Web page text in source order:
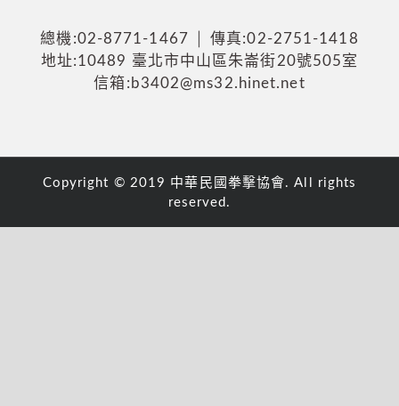
總機:02-8771-1467 │ 傳真:02-2751-1418
地址:10489 臺北市中山區朱崙街20號505室
信箱:b3402@ms32.hinet.net
Copyright © 2019 中華民國拳擊協會. All rights
reserved.